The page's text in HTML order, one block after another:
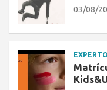
03/08/